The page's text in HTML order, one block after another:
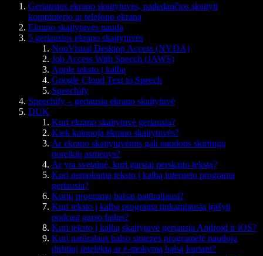
Geriausios ekrano skaitytuvės, padedančios skaityti
kompiuterio ar telefono ekraną
Ekrano skaitytuvės nauda
5 geriausios ekrano skaitytuvės
NonVisual Desktop Access (NVDA)
Job Access With Speech (JAWS)
Apple teksto į kalbą
Google Cloud Text to Speech
Speechify
Speechify – geriausia ekrano skaitytuvė
DUK
Kuri ekrano skaitytuvė geriausia?
Kiek kainuoja ekrano skaitytuvės?
Ar ekrano skaitytuvėmis gali naudotis skirtingų
poreikių asmenys?
Ar yra svetainė, kuri garsiai perskaito tekstą?
Kuri nemokama teksto į kalbą interneto programa
geriausia?
Kurių programų balsai natūraliausi?
Kuri teksto į kalbą programa tinkamiausia įrašyti
podcast garso failus?
Kuri teksto į kalbą skaitytuvė geriausia Android ir iOS?
Kuri natūralaus balso sintezės programėlė naudoja
dirbtinį intelektą ar e-mokymą balsą kuriant?